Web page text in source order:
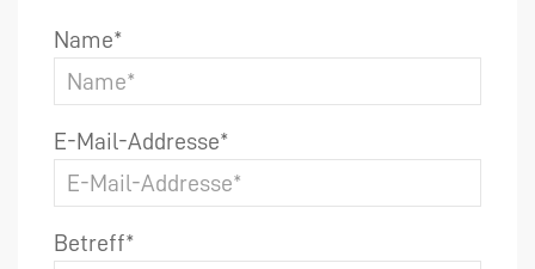
Name*
E-Mail-Addresse*
Betreff*